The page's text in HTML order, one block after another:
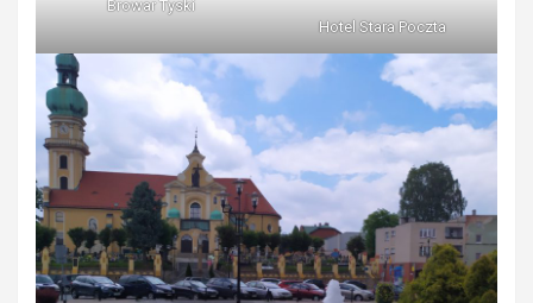
Browar Tyski
Hotel Stara Poczta